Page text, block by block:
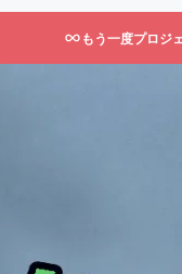
もう一度プロジ